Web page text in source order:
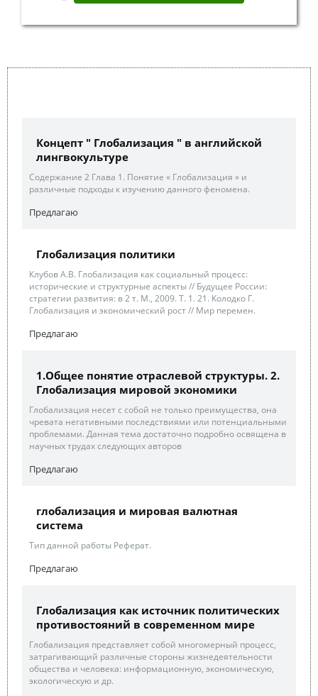
Концепт " Глобализация " в английской
лингвокультуре
Содержание 2 Глава 1. Понятие « Глобализация » и
различные подходы к изучению данного феномена.
Предлагаю
Глобализация политики
Клубов А.В. Глобализация как социальный процесс:
исторические и структурные аспекты // Будущее России:
стратегии развития: в 2 т. М., 2009. Т. 1. 21. Колодко Г.
Глобализация и экономический рост // Мир перемен.
Предлагаю
1.Общее понятие отраслевой структуры. 2.
Глобализация мировой экономики
Глобализация несет с собой не только преимущества, она
чревата негативными последствиями или потенциальными
проблемами. Данная тема достаточно подробно освящена в
научных трудах следующих авторов
Предлагаю
глобализация и мировая валютная
система
Тип данной работы Реферат.
Предлагаю
Глобализация как источник политических
противостояний в современном мире
Глобализация представляет собой многомерный процесс,
затрагивающий различные стороны жизнедеятельности
общества и человека: информационную, экономическую,
экологическую и др.